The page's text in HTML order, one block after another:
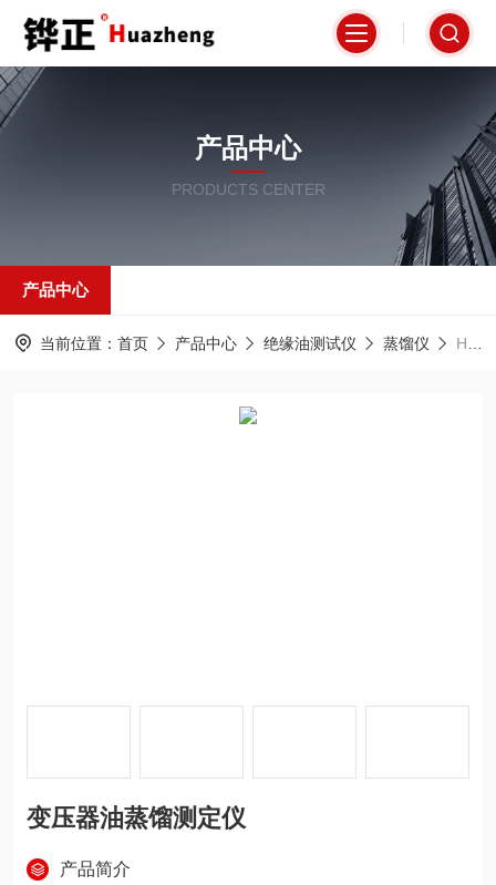
产品中心
PRODUCTS CENTER
产品中心
当前位置： 首页 产品中心 绝缘油测试仪 蒸馏仪 HZ-662变压器油蒸馏测定仪
变压器油蒸馏测定仪
产品简介